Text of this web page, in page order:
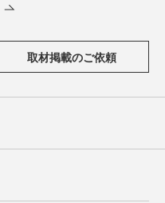
取材掲載のご依頼